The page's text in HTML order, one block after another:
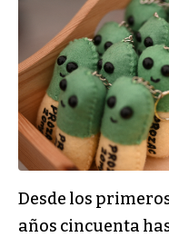
Desde los
años cincuenta